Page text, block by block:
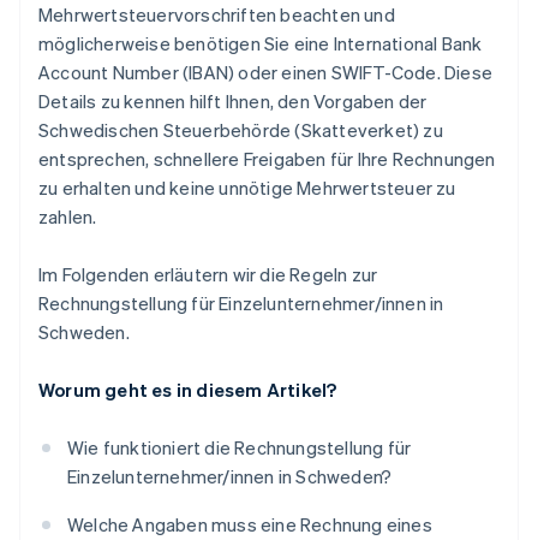
Mehrwertsteuervorschriften beachten und
möglicherweise benötigen Sie eine International Bank
Account Number (IBAN) oder einen SWIFT-Code. Diese
Details zu kennen hilft Ihnen, den Vorgaben der
Schwedischen Steuerbehörde (Skatteverket) zu
entsprechen, schnellere Freigaben für Ihre Rechnungen
zu erhalten und keine unnötige Mehrwertsteuer zu
zahlen.
Im Folgenden erläutern wir die Regeln zur
Rechnungstellung für Einzelunternehmer/innen in
Schweden.
Worum geht es in diesem Artikel?
Wie funktioniert die Rechnungstellung für
Einzelunternehmer/innen in Schweden?
Welche Angaben muss eine Rechnung eines